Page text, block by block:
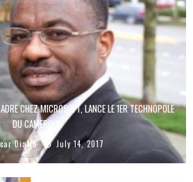
CHEZ MICROSOFT, LANCE LE 1ER TECHNOPOLE
DU CAMEROUN
Diallo July 14, 2017